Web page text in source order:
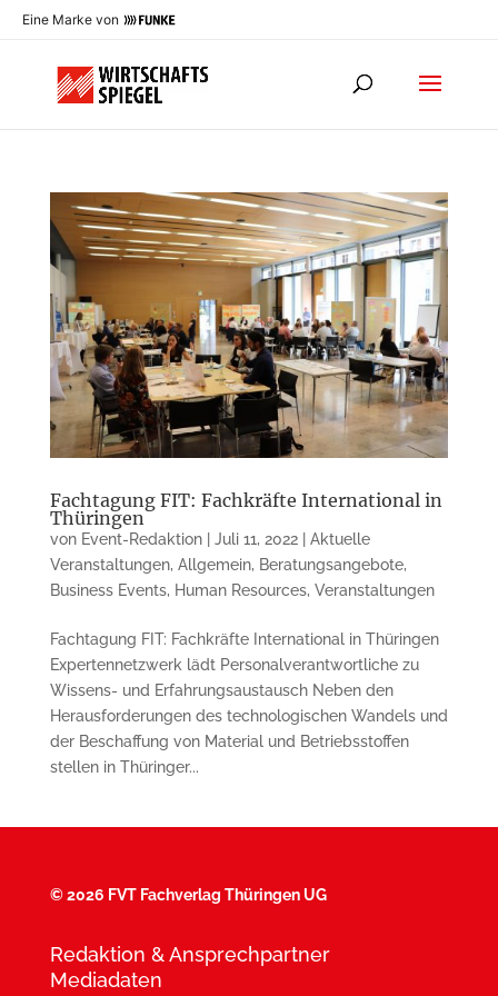
Eine Marke von
Fachtagung FIT: Fachkräfte International in
Thüringen
von Event-Redaktion| Juli 11, 2022| Aktuelle
Veranstaltungen, Allgemein, Beratungsangebote,
Business Events, Human Resources, Veranstaltungen
Fachtagung FIT: Fachkräfte International in Thüringen
Expertennetzwerk lädt Personalverantwortliche zu
Wissens- und Erfahrungsaustausch Neben den
Herausforderungen des technologischen Wandels und
der Beschaffung von Material und Betriebsstoffen
stellen in Thüringer...
©2026 FVT Fachverlag Thüringen UG
Redaktion & Ansprechpartner
Mediadaten